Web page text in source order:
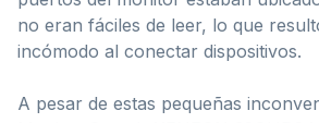
no eran fáciles de leer, lo que
incómodo al conectar dispositivos.
A pesar de estas pequeñas